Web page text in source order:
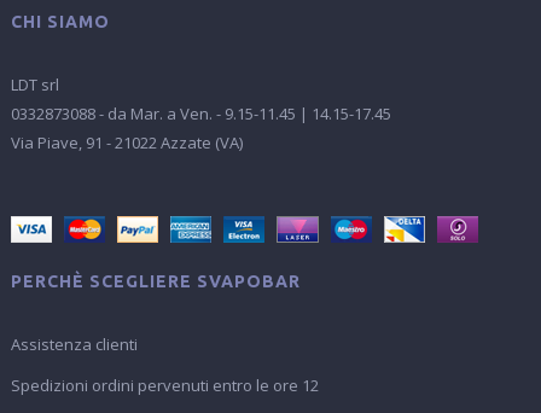
CHI SIAMO
LDT srl
0332873088 - da Mar. a Ven. - 9.15-11.45 | 14.15-17.45
Via Piave, 91 - 21022 Azzate (VA)
PERCHÈ SCEGLIERE SVAPOBAR
Assistenza clienti
Spedizioni ordini pervenuti entro le ore 12